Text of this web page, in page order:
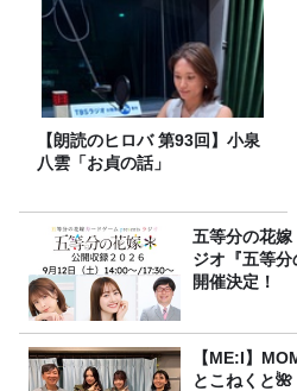
【朗読のヒロバ 第93回】小泉
八雲「お貞の話」
五等分の花
ジオ『五等
開催決定！
【ME:I】
とこねくと🌺